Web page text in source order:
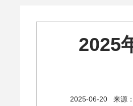
2025
2025-06-20 来源